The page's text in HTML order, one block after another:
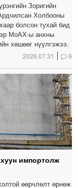
Зоригийн
Холбооны
болсон тухай бид
МоАХ-ы анхны
хөшөөг нүүлгэжээ.
2026.07.31 9
импортолж
өөрчлөлт өрнөж